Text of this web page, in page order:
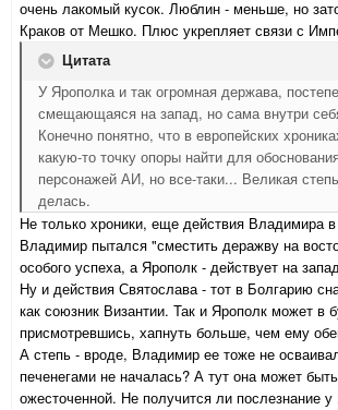
очень лакомый кусок. Люблин - меньше, но
Краков от Мешко. Плюс укрепляет связи с
Цитата
У Ярополка и так огромная держава,
смещающаяся на запад, но сама внутри
Конечно понятно, что в европейских
какую-то точку опоры найти для
персонажей АИ, но все-таки... Великая
делась.
Не только хроники, еще действия Владимира
Владимир пытался "сместить деражву на
особого успеха, а Ярополк - действует на
Ну и действия Святослава - тот в Болгарию
как союзник Византии. Так и Ярополк может в
присмотревшись, хапнуть больше, чем ему
А степь - вроде, Владимир ее тоже не
печенегами не началась? А тут она может
ожесточенной. Не получится ли послезнание